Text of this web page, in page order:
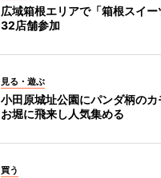
広域箱根エリアで「箱根スイ
32店舗参加
見る・遊ぶ
小田原城址公園にパンダ柄の
お堀に飛来し人気集める
買う